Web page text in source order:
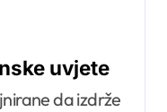
uvjete
da izdrže